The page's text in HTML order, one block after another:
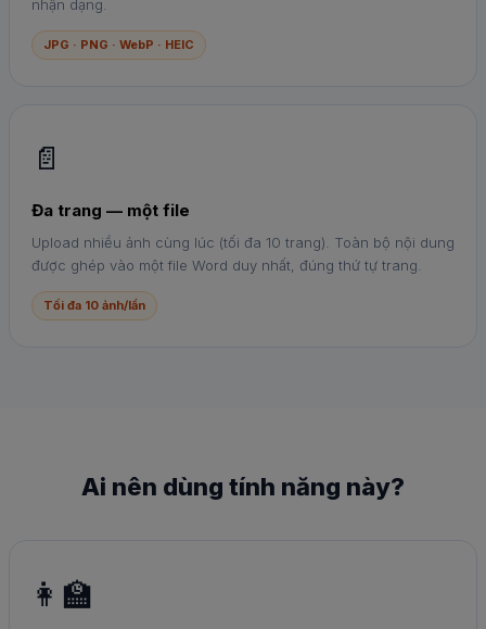
nhận dạng.
JPG · PNG · WebP · HEIC
📄
Đa trang — một file
Upload nhiều ảnh cùng lúc (tối đa 10 trang). Toàn bộ nội dung
được ghép vào một file Word duy nhất, đúng thứ tự trang.
Tối đa 10 ảnh/lần
Ai nên dùng tính năng này?
👩‍🏫